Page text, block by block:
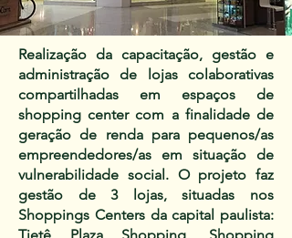
Realização da capacitação, gestão e
administração de lojas colaborativas
compartilhadas em espaços de
shopping center com a finalidade de
geração de renda para pequenos/as
empreendedores/as em situação de
vulnerabilidade social. O projeto faz
gestão de 3 lojas, situadas nos
Shoppings Centers da capital paulista: